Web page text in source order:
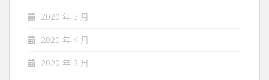
2020 年 5 月
2020 年 4 月
2020 年 3 月